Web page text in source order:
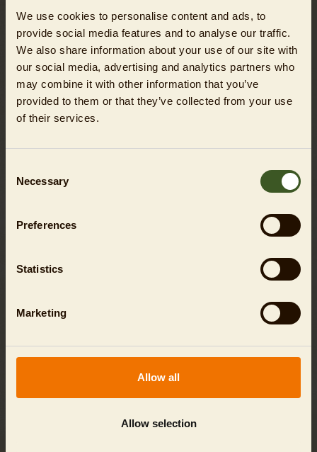
We use cookies to personalise content and ads, to
provide social media features and to analyse our traffic.
We also share information about your use of our site with
our social media, advertising and analytics partners who
may combine it with other information that you’ve
provided to them or that they’ve collected from your use
of their services.
Selection
Necessary
Preferences
Statistics
Marketing
Allow all
Allow selection
Tickets sind von Stornierung und/oder Umtausch
ausgeschlossen.Achtung:Unbedingt pünktlich sein - mit
dem Tourstart endet der Einlass!
Jeder Hund muss mindestens von einer volljährigen Person
geführt/begleitet werden. Je Hund dürfen maximal 3
Personen teilnehmen (o. s. Ticket je Person nötig). Es
Hunden und Menschen sozialisiert sind. Läufige Hündinnen
mitgeführten Hund verantwortlich. Es wird kein/e
wählt eine hundegerechte Route aus, erzählt den Hunde-
Halter*innen spannende Fakten zu den Tierpark-Tieren und
Hund ist eine Teilnahme an dieser Tour nicht möglich. Pro
Jahreskarteninhaber*innen benötigen für die Teilnahme ein
reguläres Ticket.
Die Tour findet witterungsunabhängig und ausschließlich in